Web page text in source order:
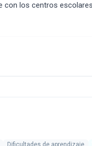
con los centros
Dificultades de aprendizaje